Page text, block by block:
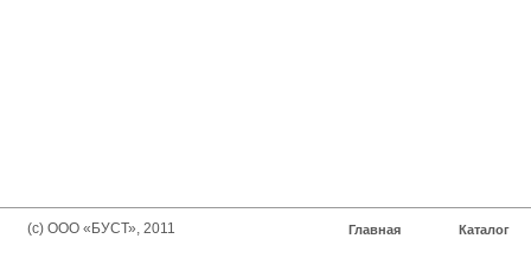
(с) ООО «БУСТ», 2011 Главная Каталог